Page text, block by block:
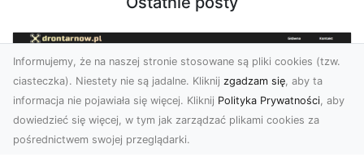
Informujemy, że na naszej stronie stosowane są pliki cookies (tzw.
ciasteczka). Niestety nie są jadalne. Kliknij zgadzam się, aby ta
informacja nie pojawiała się więcej. Kliknij Polityka Prywatności, aby
dowiedzieć się więcej, w tym jak zarządzać plikami cookies za
pośrednictwem swojej przeglądarki.